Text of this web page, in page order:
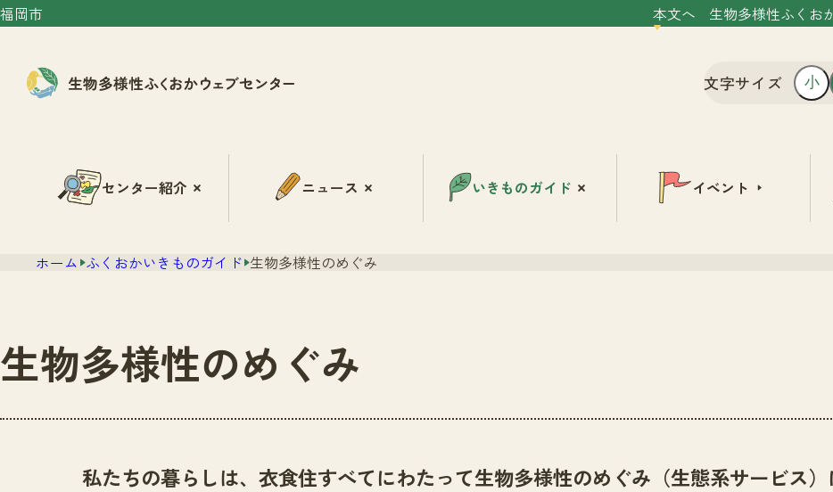
福岡市 本文へ 生物多様性ふくお
文字サイズ 小
センター紹介 ニュース いきものガイド イベント
ホーム ふくおかいきものガイド 生物多様性のめぐみ
生物多様性のめぐみ
私たちの暮らしは、衣食住すべてにわたって生物多様性のめぐみ（生態系サービス）